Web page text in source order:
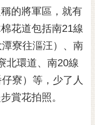
的將軍區，就有
花道包括南21線
潭寮往漚汪）、南
北環道、南20線
寮）等，少了人
賞花拍照。